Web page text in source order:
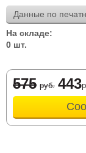
Данные по
На складе:
0 шт.
575 руб. 443